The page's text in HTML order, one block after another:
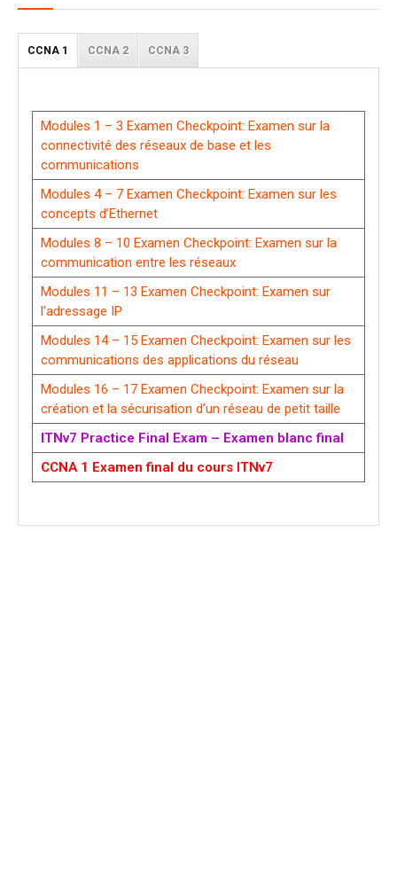
CCNA 1 CCNA 2 CCNA 3
Modules 1 – 3 Examen Checkpoint: Examen sur la
connectivité des réseaux de base et les
communications
Modules 4 – 7 Examen Checkpoint: Examen sur les
concepts d’Ethernet
Modules 8 – 10 Examen Checkpoint: Examen sur la
communication entre les réseaux
Modules 11 – 13 Examen Checkpoint: Examen sur
l’adressage IP
Modules 14 – 15 Examen Checkpoint: Examen sur les
communications des applications du réseau
Modules 16 – 17 Examen Checkpoint: Examen sur la
création et la sécurisation d’un réseau de petit taille
ITNv7 Practice Final Exam – Examen blanc final
CCNA 1 Examen final du cours ITNv7